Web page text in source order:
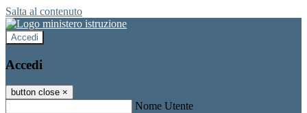
Salta al contenuto
Accedi
Accedi
button close ×
Nome Utente